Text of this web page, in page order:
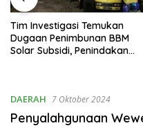
Tim Investigasi Temukan
Dugaan Penimbunan BBM
Solar Subsidi, Penindakan
DAERAH 7 Oktober 2024
Penyalahgunaan